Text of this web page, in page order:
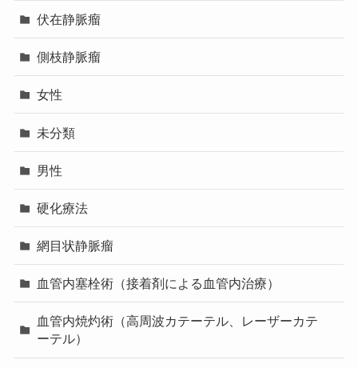
伏在静脈瘤
側枝静脈瘤
女性
未分類
男性
硬化療法
網目状静脈瘤
血管内塞栓術（接着剤による血管内治療）
血管内焼灼術（高周波カテーテル、レーザーカテ
ーテル）